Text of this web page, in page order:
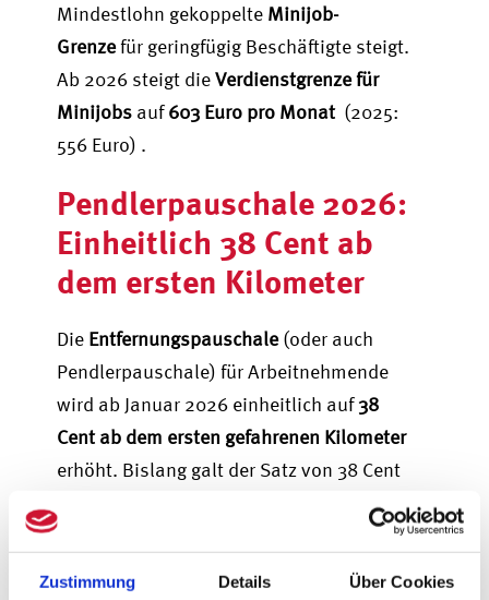
Zustimmung Details Über Cookies
Mindestlohn gekoppelte Minijob-
Grenzefür geringfügig Beschäftigte steigt.
Ab 2026 steigt dieVerdienstgrenze für
Minijobs auf603 Euro pro Monat(2025:
556 Euro) .
Pendlerpauschale 2026:
Einheitlich 38 Cent ab
dem ersten Kilometer
Die Entfernungspauschale(oder auch
Pendlerpauschale) für Arbeitnehmende
wird ab Januar 2026 einheitlich auf38
Cent ab dem ersten gefahrenen Kilometer
erhöht. Bislang galt der Satz von 38 Cent
erst ab dem 21. Kilometer. Diese Änderung
zielt insbesondere darauf ab, die
Steuererleichterungen für Pendler:innen